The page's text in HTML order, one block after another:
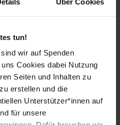
tun!
wir auf Spenden
Cookies dabei Nutzung
Seiten und Inhalten zu
erstellen und die
Unterstützer*innen auf
für unsere
festgenommen und von
wurde sie unter
Paragraf 242 (3b) des
Material
Diese unbegründeten
körperpositiven Zeichnungen
der Genitalien, die sie
Stärkung der Rolle der Frau in